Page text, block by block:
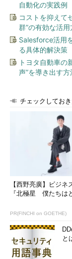
自動化の実践例
コストを抑えて
群”の有効な活用
Salesforce活用
る具体的解決策
トヨタ自動車の
声”を導き出す方
チェックしてお
【西野亮廣】ビジネ
『北極星 僕たちは
PR(FINCHI on GOETHE)
と